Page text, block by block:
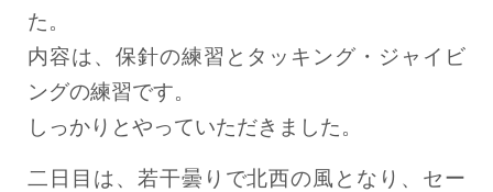
た。
内容は、保針の練習とタッキング・ジャイビ
ングの練習です。
しっかりとやっていただきました。
二日目は、若干曇りで北西の風となり、セー